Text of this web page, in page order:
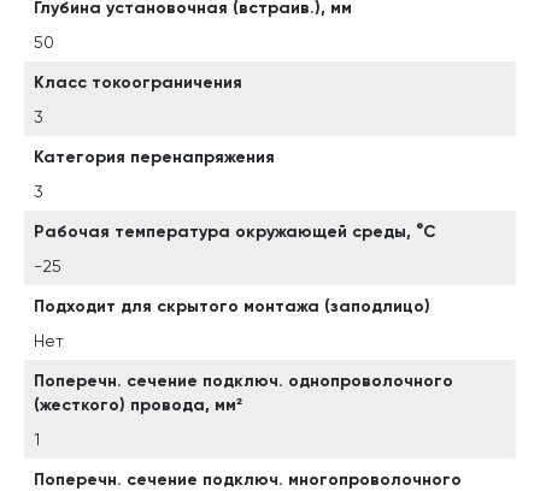
Глубина установочная (встраив.), мм
50
Класс токоограничения
3
Категория перенапряжения
3
Рабочая температура окружающей среды, °C
-25
Подходит для скрытого монтажа (заподлицо)
Нет
Поперечн. сечение подключ. однопроволочного
(жесткого) провода, мм²
1
Поперечн. сечение подключ. многопроволочного